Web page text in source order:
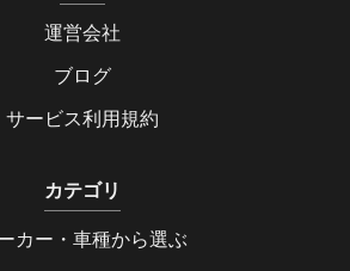
運営会社
ブログ
サービス利用規約
カテゴリ
カー・車種から選ぶ